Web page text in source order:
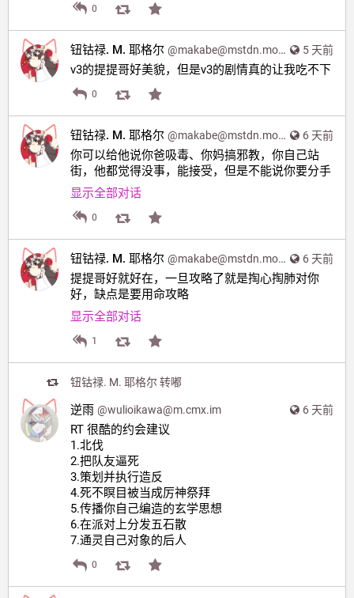
0
5 天前
钮钴禄. M. 耶格尔 @makabe@mstdn.moe
v3的提提哥好美貌，但是v3的剧情真的让我吃不下
0
6 天前
钮钴禄. M. 耶格尔 @makabe@mstdn.moe
你可以给他说你爸吸毒、你妈搞邪教，你自己站
街，他都觉得没事，能接受，但是不能说你要分手
显示全部对话
0
6 天前
钮钴禄. M. 耶格尔 @makabe@mstdn.moe
提提哥好就好在，一旦攻略了就是掏心掏肺对你
好，缺点是要用命攻略
显示全部对话
1
钮钴禄. M. 耶格尔 转嘟
6 天前
逆雨 @wulioikawa@m.cmx.im
RT 很酷的约会建议
1.北伐
2.把队友逼死
3.策划并执行造反
4.死不瞑目被当成厉神祭拜
5.传播你自己编造的玄学思想
6.在派对上分发五石散
7.通灵自己对象的后人
0